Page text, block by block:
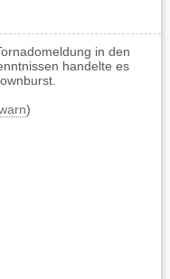
in den
handelte es
)